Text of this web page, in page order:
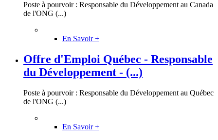
Poste à pourvoir : Responsable du Développement au Canada
de l'ONG (...)
En Savoir +
Offre d'Emploi Québec - Responsable
du Développement - (...)
Poste à pourvoir : Responsable du Développement au Québec
de l'ONG (...)
En Savoir +